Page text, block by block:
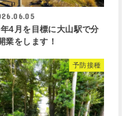
4月を目標に大山駅で分
業をします！
予防接種